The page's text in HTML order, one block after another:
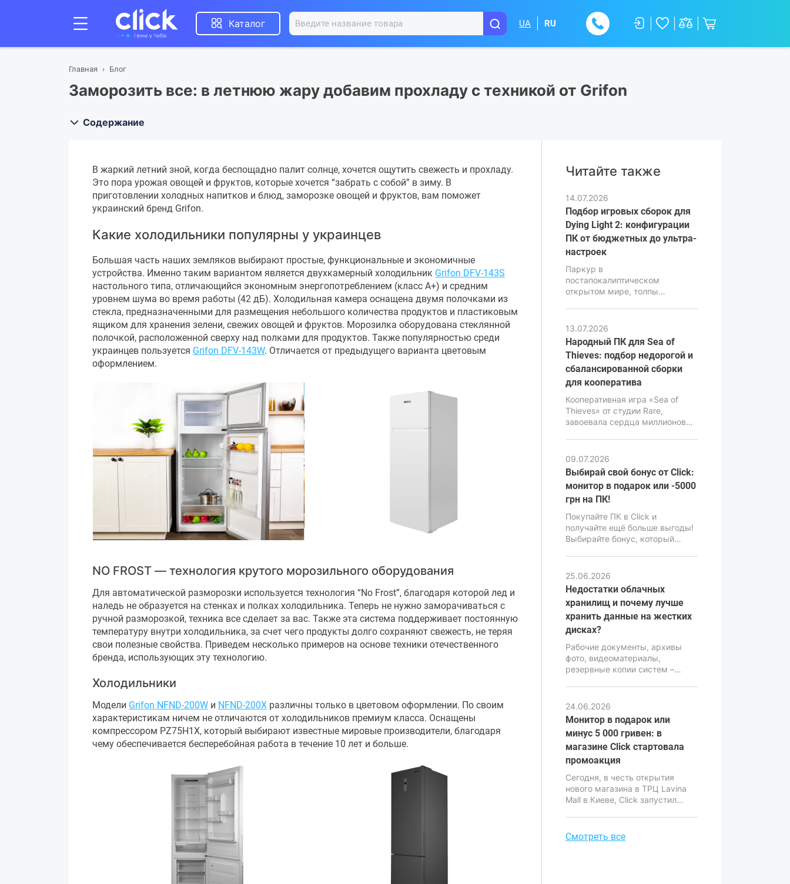
Каталог UA RU
Главная Блог
Заморозить все: в летнюю жару добавим прохладу с техникой от Grifon
Содержание
В жаркий летний зной, когда беспощадно палит солнце, хочется ощутить свежесть и прохладу.
Это пора урожая овощей и фруктов, которые хочется “забрать с собой” в зиму. В
приготовлении холодных напитков и блюд, заморозке овощей и фруктов, вам поможет
украинский бренд Grifon.
Какие холодильники популярны у украинцев
Большая часть наших земляков выбирают простые, функциональные и экономичные
устройства. Именно таким вариантом является двухкамерный холодильник Grifon DFV-143S
настольного типа, отличающийся экономным энергопотреблением (класс A+) и средним
уровнем шума во время работы (42 дБ). Холодильная камера оснащена двумя полочками из
стекла, предназначенными для размещения небольшого количества продуктов и пластиковым
ящиком для хранения зелени, свежих овощей и фруктов. Морозилка оборудована стеклянной
полочкой, расположенной сверху над полками для продуктов. Также популярностью среди
украинцев пользуется Grifon DFV-143W. Отличается от предыдущего варианта цветовым
оформлением.
NO FROST — технология крутого морозильного оборудования
Для автоматической разморозки используется технология “No Frost”, благодаря которой лед и
наледь не образуется на стенках и полках холодильника. Теперь не нужно заморачиваться с
ручной разморозкой, техника все сделает за вас. Также эта система поддерживает постоянную
температуру внутри холодильника, за счет чего продукты долго сохраняют свежесть, не теряя
свои полезные свойства. Приведем несколько примеров на основе техники отечественного
бренда, использующих эту технологию.
Холодильники
Модели Grifon NFND-200W и NFND-200X различны только в цветовом оформлении. По своим
характеристикам ничем не отличаются от холодильников премиум класса. Оснащены
компрессором PZ75H1X, который выбирают известные мировые производители, благодаря
чему обеспечивается бесперебойная работа в течение 10 лет и больше.
Читайте также
14.07.2026
Подбор игровых сборок для
Dying Light 2: конфигурации
ПК от бюджетных до ультра-
настроек
Паркур в
постапокалиптическом
открытом мире, толпы
что делает Dying Light 2 одной
из самых атмосферных, но в то
же время очень
требовательных экшен-RPG
последних лет. В ее основе
лежит движок C-Engine от
красивую картинку,
продвинутую симуляцию и
реалистичную физику требует
13.07.2026
Народный ПК для Sea of
Thieves: подбор недорогой и
сбалансированной сборки
для кооператива
Кооперативная игра «Sea of
Thieves» от студии Rare,
завоевала сердца миллионов
физикой воды и потрясающим
визуальным стилем. Но за
внешне мультяшной графикой
имеется весьма мощный
движок Unreal Engine 4,
способный нагрузить даже
современные ПК, особенно
бюджетного класса.
09.07.2026
Выбирай свой бонус от Click:
монитор в подарок или -5000
грн на ПК!
Покупайте ПК в Click и
получайте ещё больше выгоды!
Выбирайте бонус, который
на компьютер. Воспользуйтесь
акционным предложением и
сделайте свою покупку ещё
выгоднее.
25.06.2026
Недостатки облачных
хранилищ и почему лучше
хранить данные на жестких
дисках?
Рабочие документы, архивы
фото, видеоматериалы,
резервные копии систем –
Ошибка в выборе хранилища
может привести к потере
информации, серьезным
финансовым и репутационным
последствиям. Именно поэтому
вопрос выбора между
локальными накопителями
стоит особенно остро.
24.06.2026
Монитор в подарок или
минус 5 000 гривен: в
магазине Click стартовала
промоакция
Сегодня, в честь открытия
нового магазина в ТРЦ Lavina
Mall в Киеве, Click запустил
Смотреть все